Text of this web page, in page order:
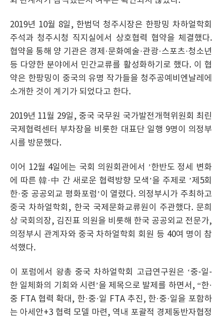
2019년 10월 8일, 한범덕 청주시장은 한팡밍 차하얼학회
주석과 청주시청 직지실에서 상호협력 협약을 체결했다.
협약을 통해 양 기관은 경제·문화예술·관광·스포츠·청소년
등 다양한 분야에서 민간교류를 활성화하기로 했다. 이 협
약은 한팡밍이 중국의 유명 작가들을 청주공예비엔날레에
소개한 것이 계기가 되었다고 한다.
2019년 11월 29일, 중국 국무원 국가발전개혁위원회 최린
국제협력센터 부차장을 비롯한 대표단 일행 9명이 의정부
시를 방문했다.
이어 12월 4일에는 국회 의원회관에서 ’한반도 정세 변화
에 따른 韓·中 간 새로운 협력방향 모색’을 주제로 ’제5회
한·중 공공외교 평화포럼’이 열렸다. 의정부시가 주최하고
중국 차하얼학회, 한국 국제문화교류원이 주관했다. 문희
상 국회의장, 김진표 의원을 비롯해 한국 공공외교 전문가,
의정부시 관계자와 중국 차하얼학회 회원 등 40여 명이 참
석했다.
이 포럼에서 왕총 중국 차하얼학회 고급연구원은 ‘중-일-
한 일체화의 기회와 시련’을 제목으로 발제를 하면서, “한·
중 FTA 협력 확대, 한·중·일 FTA 추진, 한·중·일을 포함하
는 아세안+3 협력 모델 마련, 역내 포괄적 경제동반자협정